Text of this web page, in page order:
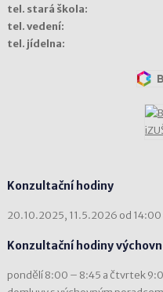
tel. stará škola:
tel. vedení:
tel. jídelna:
Konzultační hodiny
20.10.2025, 11.5.2026 od
Konzultační hodiny
pondělí 8:00 – 8:45 a čtvrtek